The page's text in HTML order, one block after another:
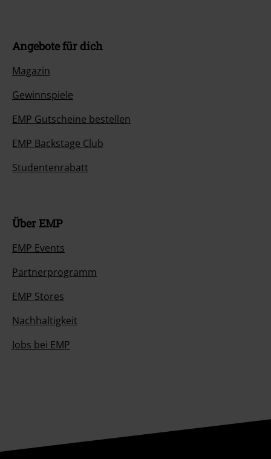
Angebote für dich
Magazin
Gewinnspiele
EMP Gutscheine bestellen
EMP Backstage Club
Studentenrabatt
Über EMP
EMP Events
Partnerprogramm
EMP Stores
Nachhaltigkeit
Jobs bei EMP